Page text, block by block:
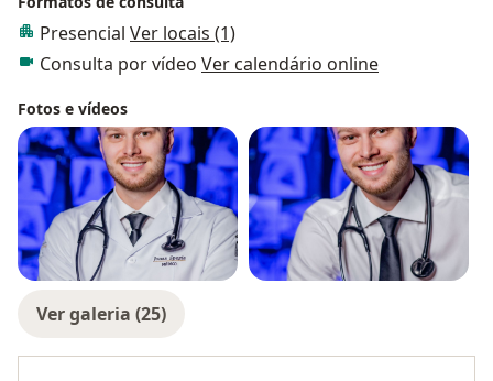
Presencial Ver locais (1)
Consulta por vídeo Ver calendário online
Fotos e vídeos
Ver galeria (25)